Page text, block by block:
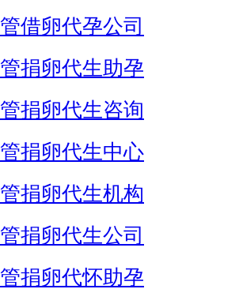
借卵代孕公司
捐卵代生助孕
捐卵代生咨询
捐卵代生中心
捐卵代生机构
捐卵代生公司
捐卵代怀助孕